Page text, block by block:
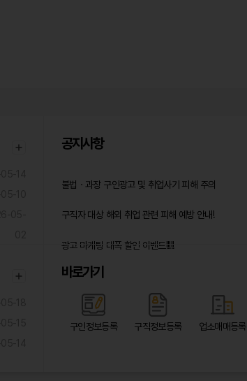
공지사항
불법ㆍ과장 구인광고 및 취업사기 피해 주의
구직자 대상 해외 취업 관련 피해 예방 안내!
광고 마케팅 대폭 할인 이벤트!!!!!
바로가기
구인정보등록 구직정보등록 업소매매등록